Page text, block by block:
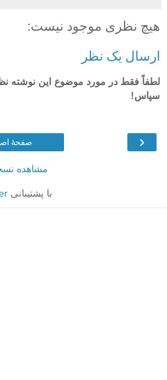
هیچ نظری موجود نیست:
ارسال یک نظر
لطفاً فقط در مورد موضوع این نوشته
سپاس!
‹ صفحهٔ
مشاهده
با پشتیبانی